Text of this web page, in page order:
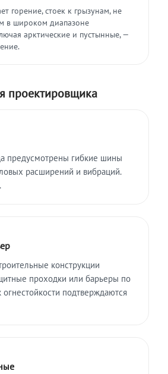
горение, стоек к грызунам, не
в широком диапазоне
арктические и пустынные, —
проектировщика
предусмотрены гибкие шины
расширений и вибраций.
конструкции
проходки или барьеры по
огнестойкости подтверждаются